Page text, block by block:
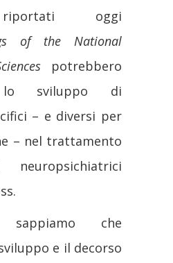
oggi
of the National
potrebbero
lo sviluppo di
– e diversi per
– nel trattamento
che
e il decorso